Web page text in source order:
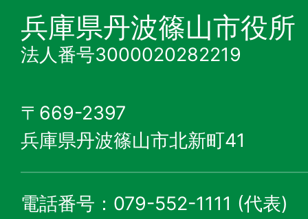
兵庫県丹波篠山市役所
法人番号3000020282219
〒669-2397
兵庫県丹波篠山市北新町41
電話番号：079-552-1111 (代表)